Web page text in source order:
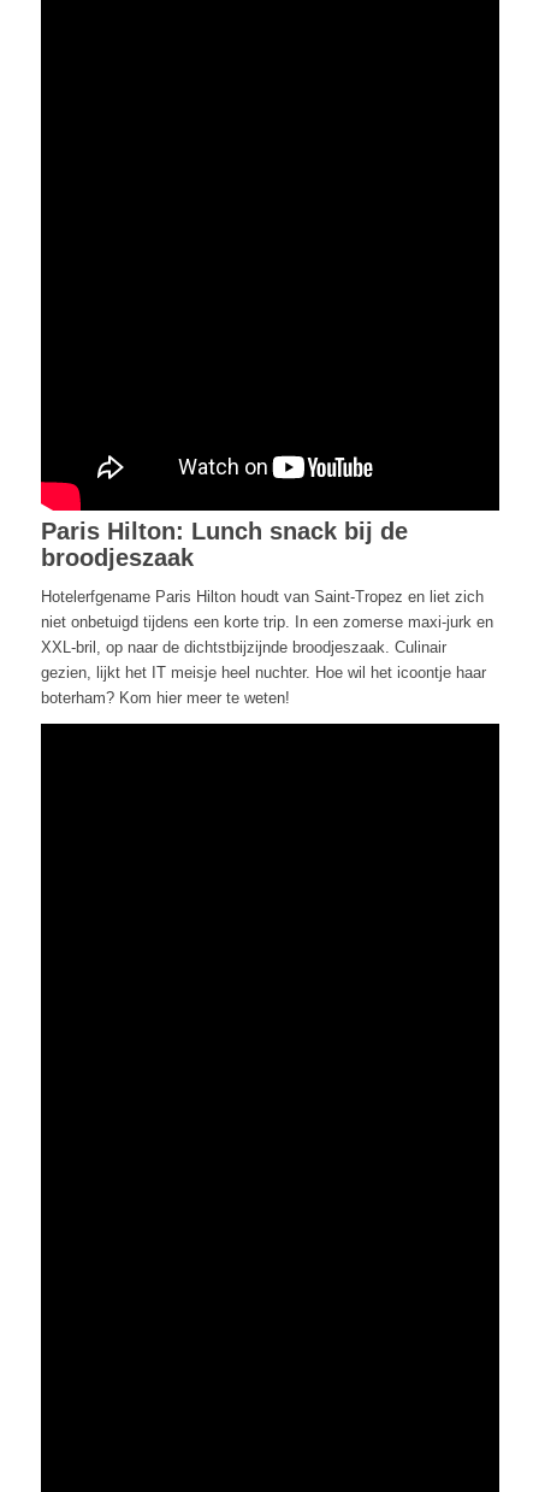
Paris Hilton: Lunch snack bij de
broodjeszaak
Hotelerfgename Paris Hilton houdt van Saint-Tropez en liet zich
niet onbetuigd tijdens een korte trip. In een zomerse maxi-jurk en
XXL-bril, op naar de dichtstbijzijnde broodjeszaak. Culinair
gezien, lijkt het IT meisje heel nuchter. Hoe wil het icoontje haar
boterham? Kom hier meer te weten!